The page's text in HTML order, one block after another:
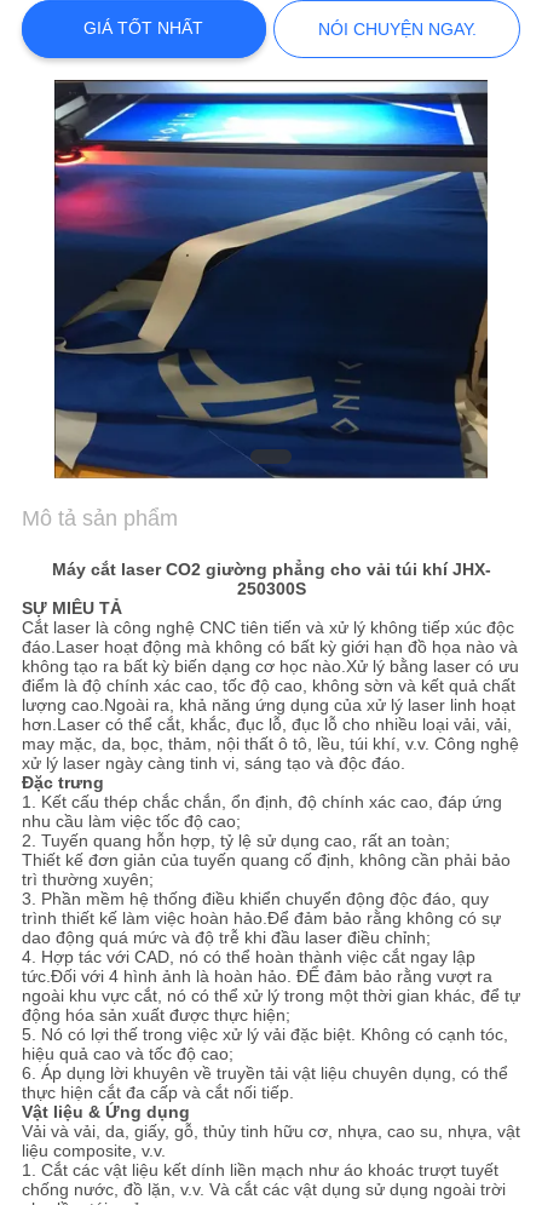
CHẤT
LƯỢNG
LIÊN
VỚI
CHÚNG
TỨC
NÓI
CHUYỆN
NGAY.
COMPANY
NEWS
SITEMAP
PRIVACY
POLICY
GIÁ TỐT NHẤT NÓI CHUYỆN NGAY.
Mô tả sản phẩm
Máy cắt laser CO2 giường phẳng cho vải túi khí JHX-
250300S
SỰ MIÊU TẢ
Cắt laser là công nghệ CNC tiên tiến và xử lý không tiếp xúc độc
đáo.Laser hoạt động mà không có bất kỳ giới hạn đồ họa nào và
không tạo ra bất kỳ biến dạng cơ học nào.Xử lý bằng laser có ưu
điểm là độ chính xác cao, tốc độ cao, không sờn và kết quả chất
lượng cao.Ngoài ra, khả năng ứng dụng của xử lý laser linh hoạt
hơn.Laser có thể cắt, khắc, đục lỗ, đục lỗ cho nhiều loại vải, vải,
may mặc, da, bọc, thảm, nội thất ô tô, lều, túi khí, v.v. Công nghệ
xử lý laser ngày càng tinh vi, sáng tạo và độc đáo.
Đặc trưng
1. Kết cấu thép chắc chắn, ổn định, độ chính xác cao, đáp ứng
nhu cầu làm việc tốc độ cao;
2. Tuyến quang hỗn hợp, tỷ lệ sử dụng cao, rất an toàn;
Thiết kế đơn giản của tuyến quang cố định, không cần phải bảo
trì thường xuyên;
3. Phần mềm hệ thống điều khiển chuyển động độc đáo, quy
trình thiết kế làm việc hoàn hảo.Để đảm bảo rằng không có sự
dao động quá mức và độ trễ khi đầu laser điều chỉnh;
4. Hợp tác với CAD, nó có thể hoàn thành việc cắt ngay lập
tức.Đối với 4 hình ảnh là hoàn hảo. ĐỂ đảm bảo rằng vượt ra
ngoài khu vực cắt, nó có thể xử lý trong một thời gian khác, để tự
động hóa sản xuất được thực hiện;
5. Nó có lợi thế trong việc xử lý vải đặc biệt. Không có cạnh tóc,
hiệu quả cao và tốc độ cao;
6. Áp dụng lời khuyên về truyền tải vật liệu chuyên dụng, có thể
thực hiện cắt đa cấp và cắt nối tiếp.
Vật liệu & Ứng dụng
Vải và vải, da, giấy, gỗ, thủy tinh hữu cơ, nhựa, cao su, nhựa, vật
liệu composite, v.v.
1. Cắt các vật liệu kết dính liền mạch như áo khoác trượt tuyết
chống nước, đồ lặn, v.v. Và cắt các vật dụng sử dụng ngoài trời